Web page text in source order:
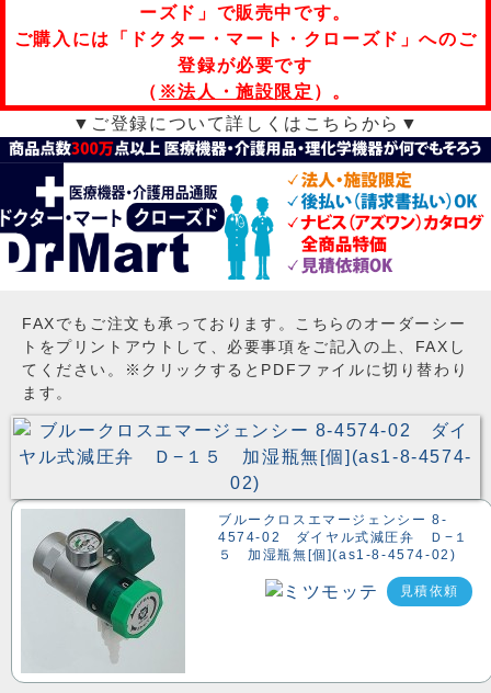
ーズド」で販売中です。
ご購入には「ドクター・マート・クローズド」へのご
登録が必要です
（ ※法人・施設限定 ）。
▼ご登録について詳しくはこちらから▼
FAXでもご注文も承っております。こちらのオーダーシー
トをプリントアウトして、必要事項をご記入の上、FAXし
てください。※クリックするとPDFファイルに切り替わり
ます。
ブルークロスエマージェンシー 8-
4574-02 ダイヤル式減圧弁 Ｄ−１
５ 加湿瓶無[個](as1-8-4574-02)
見積依頼